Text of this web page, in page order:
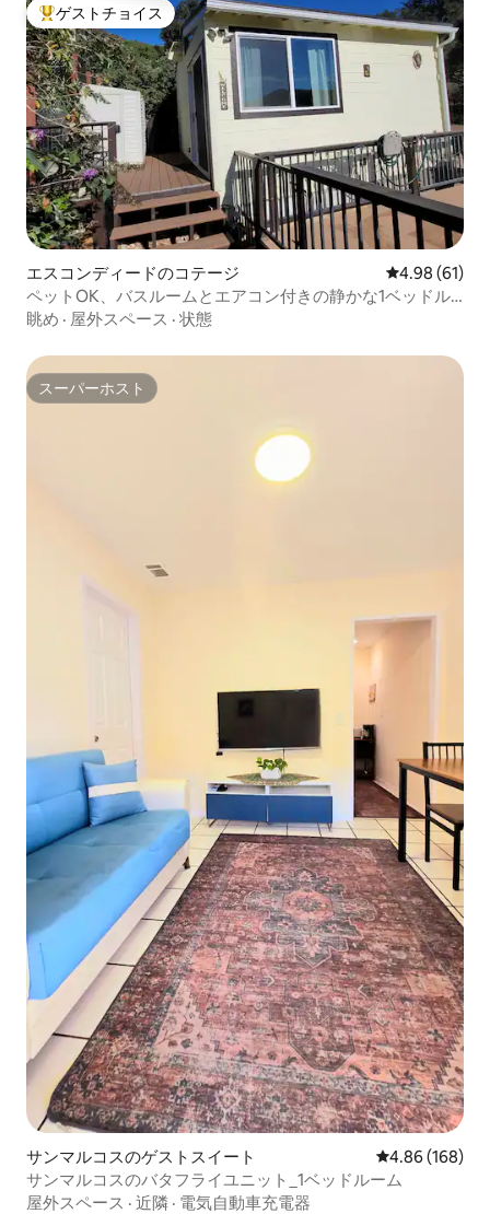
大好評のゲストチョイスです。
ゲストチョイス
エスコンディードのコテージ レビュー61
4.98 (61)
ペットOK、バスルームとエアコン付きの静かな1ベッドル
ームコテージ。
眺め · 屋外スペース · 状態
スーパーホスト
スーパーホスト
サンマルコスのゲストスイート レビュー168
4.86 (168)
サンマルコスのバタフライユニット_1ベッドルーム
屋外スペース · 近隣 · 電気自動車充電器